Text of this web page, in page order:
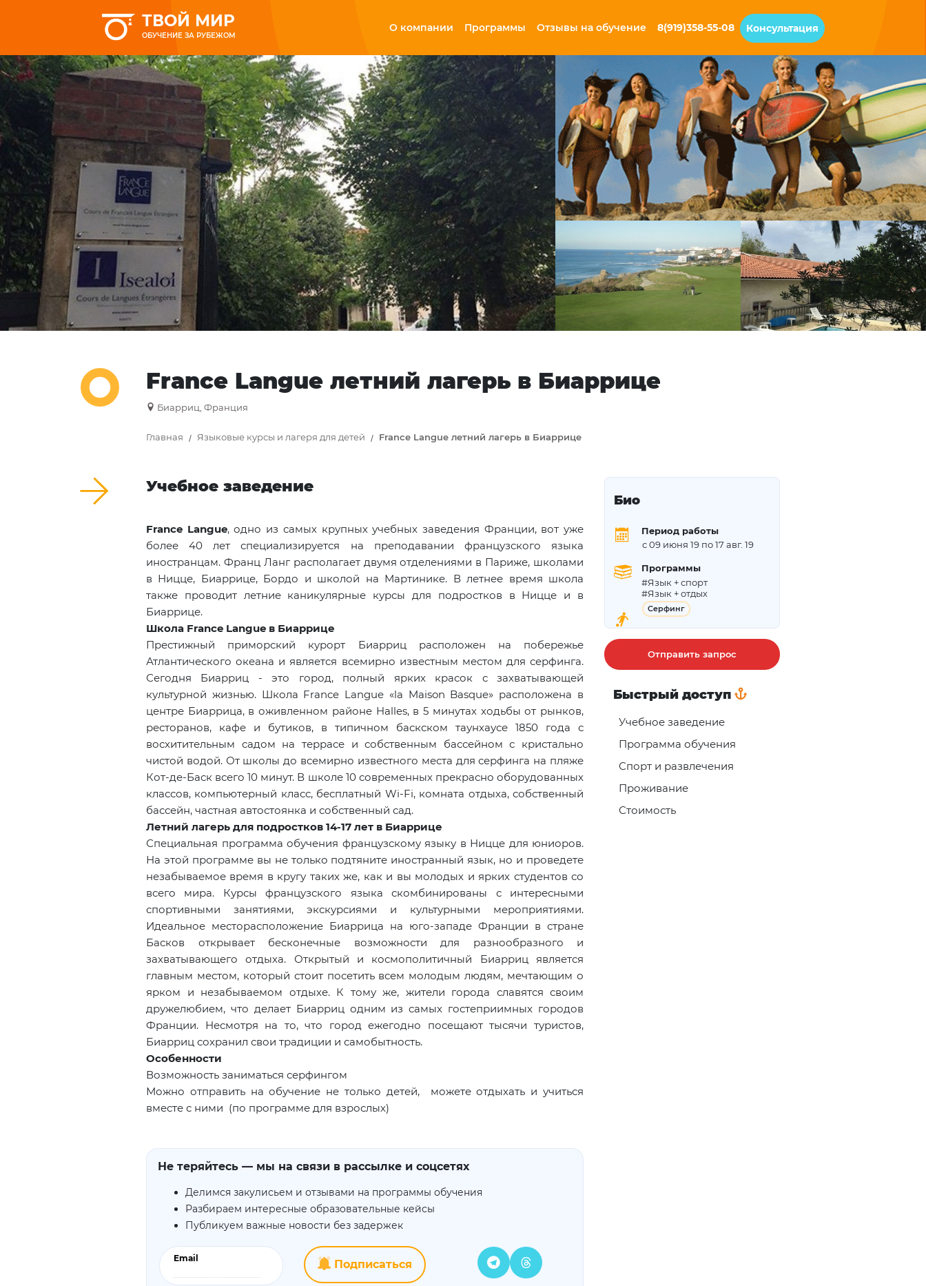
ТВОЙ МИР
ОБУЧЕНИЕ ЗА РУБЕЖОМ
О компании Программы Отзывы на обучение 8(919)358-55-08 Консультация
France Langue летний лагерь в Биаррице
Биарриц, Франция
Главная Языковые курсы и лагеря для детей France Langue летний лагерь в Биаррице
Учебное заведение
France Langue, одно из самых крупных учебных заведения Франции, вот уже
более 40 лет специализируется на преподавании французского языка
иностранцам. Франц Ланг располагает двумя отделениями в Париже, школами
в Ницце, Биаррице, Бордо и школой на Мартинике. В летнее время школа
также проводит летние каникулярные курсы для подростков в Ницце и в
Биаррице.
Школа France Langue в Биаррице
Престижный приморский курорт Биарриц расположен на побережье
Атлантического океана и является всемирно известным местом для серфинга.
Сегодня Биарриц - это город, полный ярких красок с захватывающей
культурной жизнью. Школа France Langue «la Maison Basque» расположена в
центре Биаррица, в оживленном районе Halles, в 5 минутах ходьбы от рынков,
ресторанов, кафе и бутиков, в типичном баскском таунхаусе 1850 года с
восхитительным садом на террасе и собственным бассейном с кристально
чистой водой. От школы до всемирно известного места для серфинга на пляже
Кот-де-Баск всего 10 минут. В школе 10 современных прекрасно оборудованных
классов, компьютерный класс, бесплатный Wi-Fi, комната отдыха, собственный
бассейн, частная автостоянка и собственный сад.
Летний лагерь для подростков 14-17 лет в Биаррице
Специальная программа обучения французскому языку в Ницце для юниоров.
На этой программе вы не только подтяните иностранный язык, но и проведете
незабываемое время в кругу таких же, как и вы молодых и ярких студентов со
всего мира. Курсы французского языка скомбинированы с интересными
спортивными занятиями, экскурсиями и культурными мероприятиями.
Идеальное месторасположение Биаррица на юго-западе Франции в стране
Басков открывает бесконечные возможности для разнообразного и
захватывающего отдыха. Открытый и космополитичный Биарриц является
главным местом, который стоит посетить всем молодым людям, мечтающим о
ярком и незабываемом отдыхе. К тому же, жители города славятся своим
дружелюбием, что делает Биарриц одним из самых гостеприимных городов
Франции. Несмотря на то, что город ежегодно посещают тысячи туристов,
Биарриц сохранил свои традиции и самобытность.
Особенности
Возможность заниматься серфингом
Можно отправить на обучение не только детей, можете отдыхать и учиться
вместе с ними (по программе для взрослых)
Не теряйтесь — мы на связи в рассылке и соцсетях
Делимся закулисьем и отзывами на программы обучения
Разбираем интересные образовательные кейсы
Публикуем важные новости без задержек
Email Подписаться
Био
Период работы
с 09 июня 19 по 17 авг. 19
Программы
#Язык + спорт
#Язык + отдых
Серфинг
Отправить запрос
Быстрый доступ
Учебное заведение
Программа обучения
Спорт и развлечения
Проживание
Стоимость